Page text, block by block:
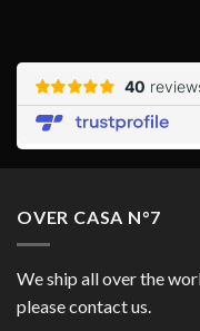
OVER CASA N°7
We ship all over the
please contact us.